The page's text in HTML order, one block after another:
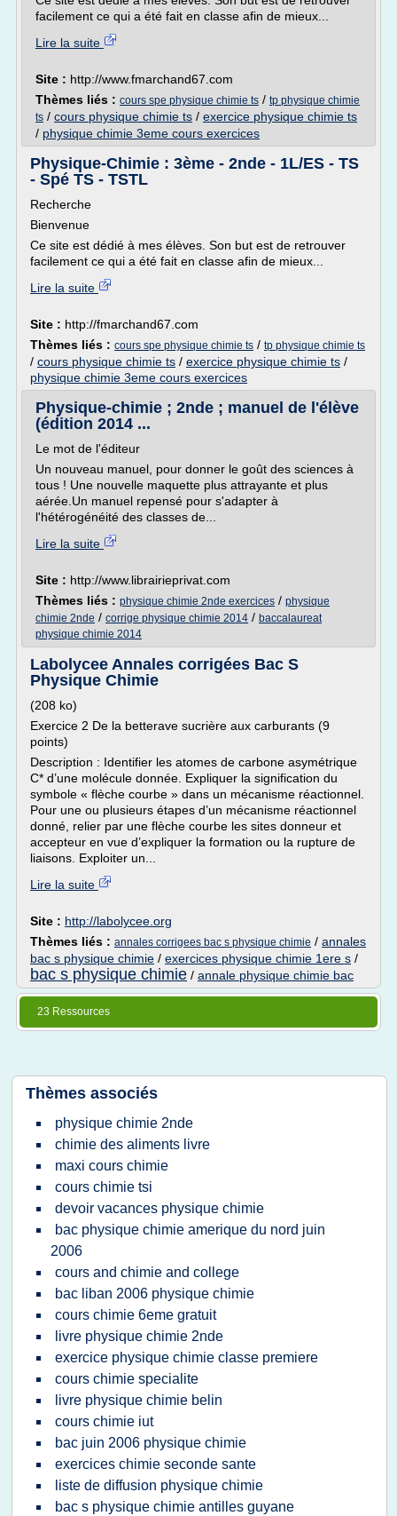
facilement ce qui a été fait en classe afin de mieux...
Lire la suite
Site : http://www.fmarchand67.com
Thèmes liés : cours spe physique chimie ts / tp physique chimie
ts / cours physique chimie ts / exercice physique chimie ts
/ physique chimie 3eme cours exercices
Physique-Chimie : 3ème - 2nde - 1L/ES - TS
- Spé TS - TSTL
Recherche
Bienvenue
Ce site est dédié à mes élèves. Son but est de retrouver
facilement ce qui a été fait en classe afin de mieux...
Lire la suite
Site : http://fmarchand67.com
Thèmes liés : cours spe physique chimie ts / tp physique chimie ts
/ cours physique chimie ts / exercice physique chimie ts /
physique chimie 3eme cours exercices
Physique-chimie ; 2nde ; manuel de l'élève
(édition 2014 ...
Le mot de l'éditeur
Un nouveau manuel, pour donner le goût des sciences à
tous ! Une nouvelle maquette plus attrayante et plus
aérée.Un manuel repensé pour s'adapter à
l'hétérogénéité des classes de...
Lire la suite
Site : http://www.librairieprivat.com
Thèmes liés : physique chimie 2nde exercices / physique
chimie 2nde / corrige physique chimie 2014 / baccalaureat
physique chimie 2014
Labolycee Annales corrigées Bac S
Physique Chimie
(208 ko)
Exercice 2 De la betterave sucrière aux carburants (9
points)
Description : Identifier les atomes de carbone asymétrique
C* d’une molécule donnée. Expliquer la signification du
symbole « flèche courbe » dans un mécanisme réactionnel.
Pour une ou plusieurs étapes d’un mécanisme réactionnel
donné, relier par une flèche courbe les sites donneur et
accepteur en vue d’expliquer la formation ou la rupture de
liaisons. Exploiter un...
Lire la suite
Site : http://labolycee.org
Thèmes liés : annales corrigees bac s physique chimie / annales
bac s physique chimie / exercices physique chimie 1ere s /
bac s physique chimie / annale physique chimie bac
23 Ressources
Thèmes associés
physique chimie 2nde
chimie des aliments livre
maxi cours chimie
cours chimie tsi
devoir vacances physique chimie
bac physique chimie amerique du nord juin
2006
cours and chimie and college
bac liban 2006 physique chimie
cours chimie 6eme gratuit
livre physique chimie 2nde
exercice physique chimie classe premiere
cours chimie specialite
livre physique chimie belin
cours chimie iut
bac juin 2006 physique chimie
exercices chimie seconde sante
liste de diffusion physique chimie
bac s physique chimie antilles guyane